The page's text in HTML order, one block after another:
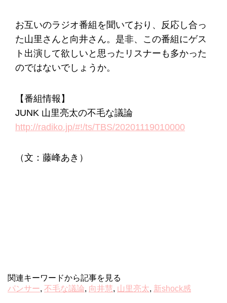
お互いのラジオ番組を聞いており、反応し合っ
た山里さんと向井さん。是非、この番組にゲス
ト出演して欲しいと思ったリスナーも多かった
のではないでしょうか。
【番組情報】
JUNK 山里亮太の不毛な議論
http://radiko.jp/#!/ts/TBS/20201119010000
（文：藤峰あき）
関連キーワードから記事を見る
パンサー, 不毛な議論, 向井慧, 山里亮太, 新shock感